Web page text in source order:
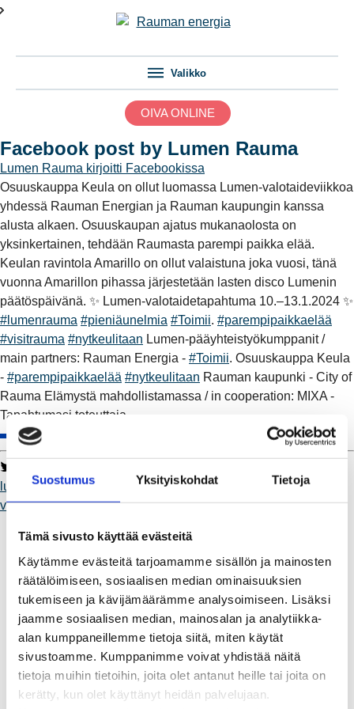
Suostumus Yksityiskohdat Tietoja
Tämä sivusto käyttää evästeitä
Käytämme evästeitä tarjoamamme sisällön ja mainosten
räätälöimiseen, sosiaalisen median ominaisuuksien
tukemiseen ja kävijämäärämme analysoimiseen. Lisäksi
jaamme sosiaalisen median, mainosalan ja analytiikka-
alan kumppaneillemme tietoja siitä, miten käytät
sivustoamme. Kumppanimme voivat yhdistää näitä
tietoja muihin tietoihin, joita olet antanut heille tai joita on
kerätty, kun olet käyttänyt heidän palvelujaan.
Valikko
OIVA ONLINE
Facebook post by Lumen Rauma
Lumen Rauma kirjoitti Facebookissa
Osuuskauppa Keula on ollut luomassa Lumen-valotaideviikkoa
yhdessä Rauman Energian ja Rauman kaupungin kanssa
alusta alkaen. Osuuskaupan ajatus mukanaolosta on
yksinkertainen, tehdään Raumasta parempi paikka elää.
Keulan ravintola Amarillo on ollut valaistuna joka vuosi, tänä
vuonna Amarillon pihassa järjestetään lasten disco Lumenin
päätöspäivänä. ✨ Lumen-valotaidetapahtuma 10.–13.1.2024 ✨
#lumenrauma #pieniäunelmia #Toimii. #parempipaikkaelää
#visitrauma #nytkeulitaan Lumen-pääyhteistyökumppanit /
main partners: Rauman Energia - #Toimii. Osuuskauppa Keula
- #parempipaikkaelää #nytkeulitaan Rauman kaupunki - City of
Rauma Elämystä mahdollistamassa / in cooperation: MIXA -
Tapahtumasi toteuttaja
lumenrauma pieniäunelmia Toimii parempipaikkaelää
visitrauma nytkeulitaan
BioTakuu – 100 % uusiutuvaa kaukolämpöä
Kaukolämmön hinnasto
Kaukolämpöliittymän saatavuus ja toteutus
Kaukolämpötyömaat kartalla
Kaukolämpöverkon viasta ilmoittaminen
Laskutus ja raportointi
Lungi-palvelu taloyhtiöille ja yrityksille
Lungi-vuositarkastus kuluttajille
Matalalämpöiseen kaukolämpöön siirtyminen